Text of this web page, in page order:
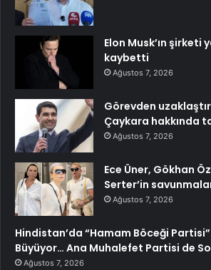
Elon Musk’ın şirketi
kaybetti
Ağustos 7, 2026
Görevden
Çaykara hakkında
Ağustos 7, 2026
Ece Üner, Gökhan
Serter’in
Ağustos 7, 2026
Hindistan’da “Hamam Böceği
Büyüyor… Ana Muhalefet Partisi de
Ağustos 7, 2026